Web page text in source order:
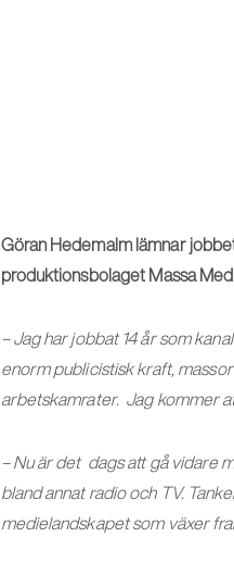
Göran Hedemalm lämnar
produktionsbolaget Massa
– Jag har jobbat 14 år som
enorm publicistisk kraft,
arbetskamrater. Jag kommer
– Nu är det dags att gå vidare
bland annat radio och TV.
medielandskapet som växer